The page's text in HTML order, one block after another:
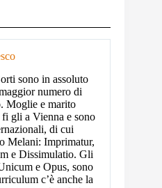
sono in assoluto
numero di
Moglie e marito
gli a Vienna e sono
di cui
Melani: Imprimatur,
e Dissimulatio. Gli
e Opus, sono
c’è anche la